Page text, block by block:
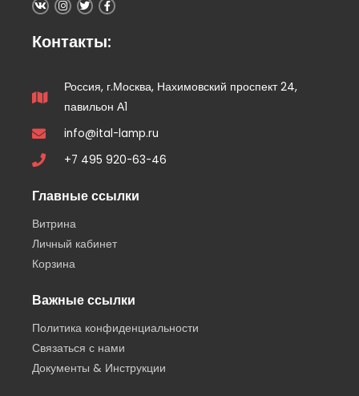
Контакты:
Россия, г.Москва, Нахимовский проспект 24,
павильон А1
info@ital-lamp.ru
+7 495 920-63-46
Главные ссылки
Витрина
Личный кабинет
Корзина
Важные ссылки
Политика конфиденциальности
Связаться с нами
Документы & Инструкции